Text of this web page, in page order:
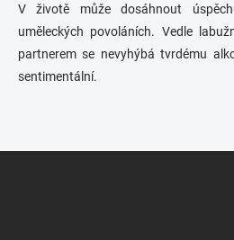
V životě může dosáhnout
uměleckých povoláních. Vedle
partnerem se nevyhýbá tvrdému
sentimentální.